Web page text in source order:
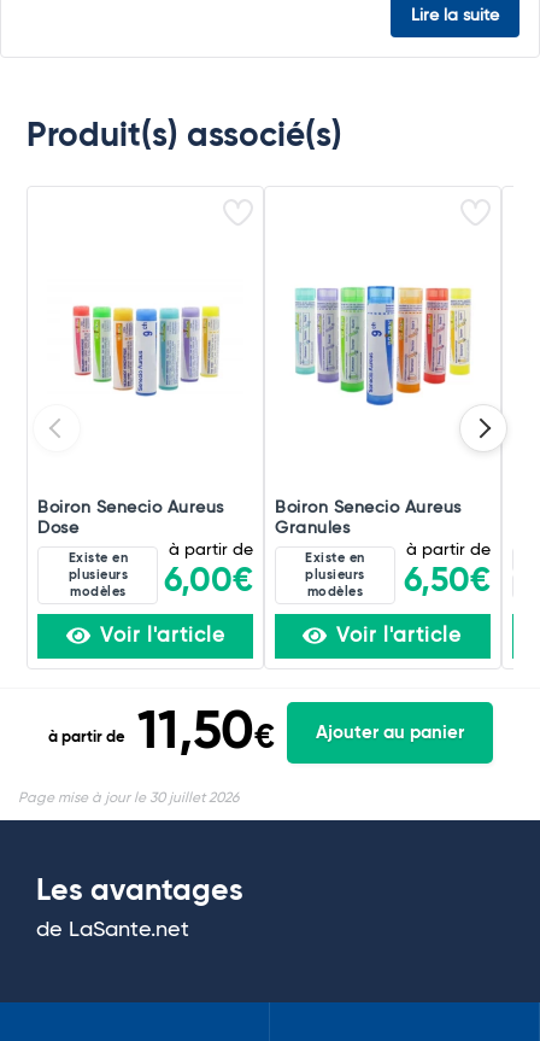
Lire la suite
Produit(s) associé(s)
Boiron Senecio Aureus
Dose
Existe en
plusieurs
modèles
à partir de
6,00€
Voir l'article
Boiron Senecio Aureus
Granules
Existe en
plusieurs
modèles
à partir de
6,50€
Voir l'article
à partir de 11,50€ Ajouter au panier
Page mise à jour le 30 juillet 2026
Les avantages
de LaSante.net